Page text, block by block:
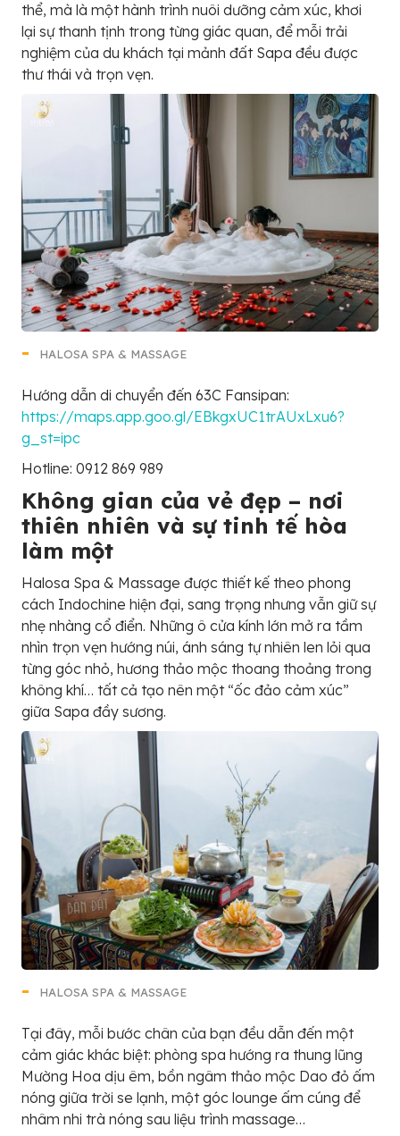
thể, mà là một hành trình nuôi dưỡng cảm xúc, khơi
lại sự thanh tịnh trong từng giác quan, để mỗi trải
nghiệm của du khách tại mảnh đất Sapa đều được
thư thái và trọn vẹn.
HALOSA SPA & MASSAGE
Hướng dẫn di chuyển đến 63C Fansipan:
https://maps.app.goo.gl/EBkgxUC1trAUxLxu6?
g_st=ipc
Hotline: 0912 869 989
Không gian của vẻ đẹp – nơi
thiên nhiên và sự tinh tế hòa
làm một
Halosa Spa & Massage được thiết kế theo phong
cách Indochine hiện đại, sang trọng nhưng vẫn giữ sự
nhẹ nhàng cổ điển. Những ô cửa kính lớn mở ra tầm
nhìn trọn vẹn hướng núi, ánh sáng tự nhiên len lỏi qua
từng góc nhỏ, hương thảo mộc thoang thoảng trong
không khí… tất cả tạo nên một “ốc đảo cảm xúc”
giữa Sapa đầy sương.
HALOSA SPA & MASSAGE
Tại đây, mỗi bước chân của bạn đều dẫn đến một
cảm giác khác biệt: phòng spa hướng ra thung lũng
Mường Hoa dịu êm, bồn ngâm thảo mộc Dao đỏ ấm
nóng giữa trời se lạnh, một góc lounge ấm cúng để
nhâm nhi trà nóng sau liệu trình massage…